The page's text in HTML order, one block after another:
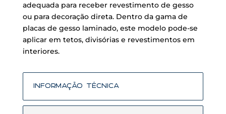
adequada para receber revestimento de gesso
ou para decoração direta. Dentro da gama de
placas de gesso laminado, este modelo pode-se
aplicar em tetos, divisórias e revestimentos em
interiores.
Informação Técnica